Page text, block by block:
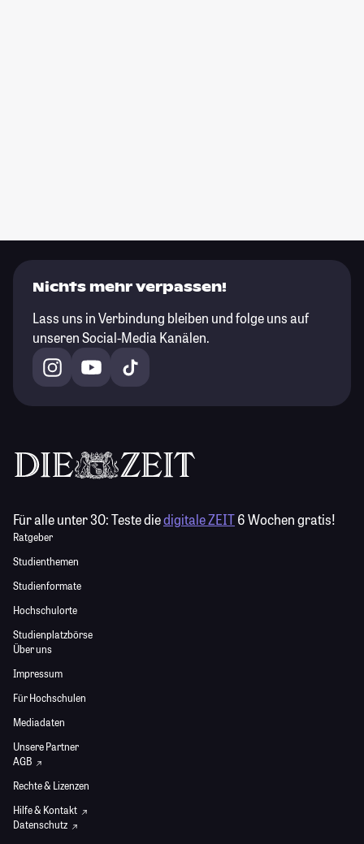
Nichts mehr verpassen!
Lass uns in Verbindung bleiben und folge uns auf
unseren Social-Media Kanälen.
Für alle unter 30:Teste diedigitale ZEIT6 Wochen gratis!
Ratgeber
Studienthemen
Studienformate
Hochschulorte
Studienplatzbörse
Über uns
Impressum
Für Hochschulen
Mediadaten
Unsere Partner
AGB
Rechte & Lizenzen
Hilfe & Kontakt
Datenschutz